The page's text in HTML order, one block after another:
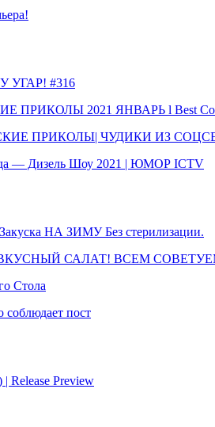
#316
2021 ЯНВАРЬ l Best
ПРИКОЛЫ| ЧУДИКИ ИЗ
— Дизель Шоу 2021 | ЮМОР ICTV
НА ЗИМУ Без стерилизации.
САЛАТ! ВСЕМ
Стола
пост
Release Preview